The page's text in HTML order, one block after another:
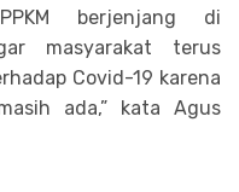
berjenjang di
masyarakat terus
Covid-19 karena
ada,” kata Agus